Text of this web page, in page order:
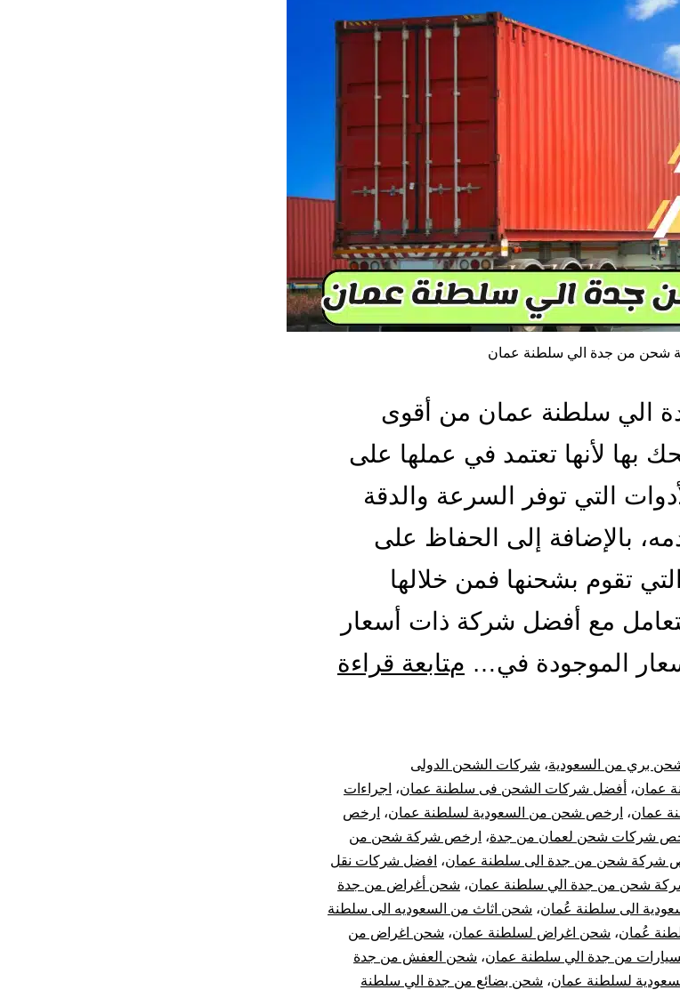
شحن من جدة الي سلطنة عمان
الي سلطنة عمان من أقوى
بها لأنها تعتمد في عملها على
التي توفر السرعة والدقة
بالإضافة إلى الحفاظ على
تقوم بشحنها فمن خلالها
مع أفضل شركة ذات أسعار
الموجودة في… متابعة قراءة
سلطنة
عمان
بري من السعودية، شركات الشحن الدولى
عمان، أفضل شركات الشحن فى سلطنة عمان، اجراءات
عمان، ارخص شحن من السعودية لسلطنة عمان، ارخص
شركات شحن لعمان من جدة، ارخص شركة شحن من
شركة شحن من جدة الى سلطنة عمان، افضل شركات نقل
شحن من جدة الي سلطنة عمان، شحن أغراض من جدة
الى سلطنة عُمان، شحن اثاث من السعوديه الى سلطنة
عُمان، شحن اغراض لسلطنة عمان، شحن اغراض من
من جدة الي سلطنة عمان، شحن العفش من جدة
لسلطنة عمان، شحن بضائع من جدة الي سلطنة